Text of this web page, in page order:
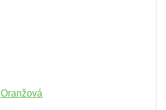
Oranžová